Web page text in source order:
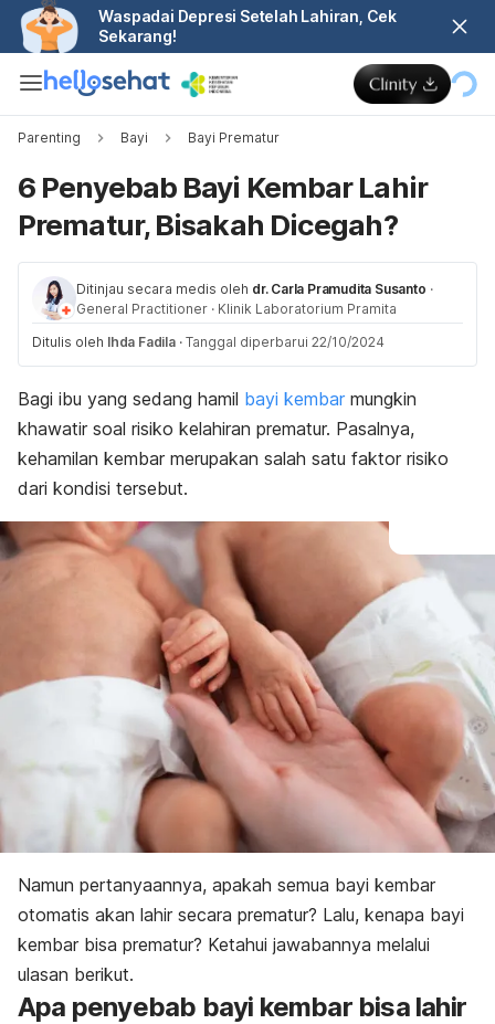
Waspadai Depresi Setelah Lahiran, Cek
Sekarang!
Parenting Bayi Bayi Prematur
6 Penyebab Bayi Kembar Lahir
Prematur, Bisakah Dicegah?
Ditinjau secara medis oleh dr. Carla Pramudita Susanto ·
General Practitioner · Klinik Laboratorium Pramita
Ditulis oleh Ihda Fadila · Tanggal diperbarui 22/10/2024
Bagi ibu yang sedang hamil bayi kembar mungkin
khawatir soal risiko kelahiran prematur. Pasalnya,
kehamilan kembar merupakan salah satu faktor risiko
dari kondisi tersebut.
Namun pertanyaannya, apakah semua bayi kembar
otomatis akan lahir secara prematur? Lalu, kenapa bayi
kembar bisa prematur? Ketahui jawabannya melalui
ulasan berikut.
Apa penyebab bayi kembar bisa lahir